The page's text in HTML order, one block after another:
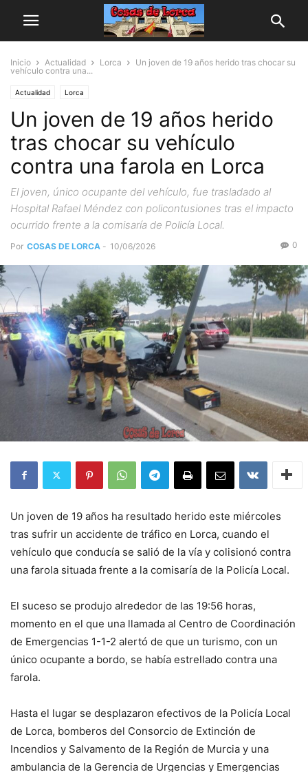
Inicio Actualidad Lorca
Un joven de 19 años herido tras chocar su
vehículo contra una...
Actualidad Lorca
Un joven de 19 años herido
tras chocar su vehículo
contra una farola en Lorca
El joven, único ocupante del vehículo, fue trasladado al
Hospital Rafael Méndez con policontusiones tras el impacto
ocurrido frente a la comisaría de Policía Local.
Por COSAS DE LORCA - 10/06/2026 0
Un joven de 19 años ha resultado herido este miércoles
tras sufrir un accidente de tráfico en Lorca, cuando el
vehículo que conducía se salió de la vía y colisionó contra
una farola situada frente a la comisaría de la Policía Local.
El suceso se produjo alrededor de las 19:56 horas,
momento en el que una llamada al Centro de Coordinación
de Emergencias 1-1-2 alertó de que un turismo, con un
único ocupante a bordo, se había estrellado contra una
farola.
Hasta el lugar se desplazaron efectivos de la Policía Local
de Lorca, bomberos del Consorcio de Extinción de
Incendios y Salvamento de la Región de Murcia y una
ambulancia de la Gerencia de Urgencias y Emergencias